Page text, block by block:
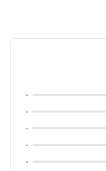
۰
۰
۰
۰
۰